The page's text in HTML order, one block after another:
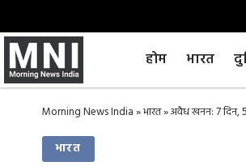
होम भारत
Morning News India»भारत»अवैध खनन: 7 दिन,
भारत